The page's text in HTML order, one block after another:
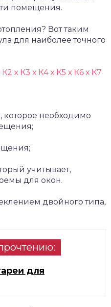
помещения.
Вот таким
для наиболее точного
х К3 х К4 х К5 х К6 х К7
которое необходимо
учитывает,
для окон.
двойного типа,
для